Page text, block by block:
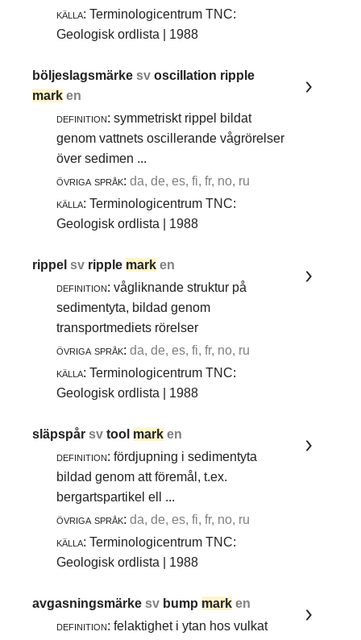
källa: Terminologicentrum TNC:
Geologisk ordlista | 1988
böljeslagsmärkesvoscillation ripple
mark en
definition: symmetriskt rippel bildat
genom vattnets oscillerande vågrörelser
över sedimen ...
övriga språk: da, de, es, fi, fr, no, ru
källa: Terminologicentrum TNC:
Geologisk ordlista | 1988
rippelsv ripple mark en
definition: vågliknande struktur på
sedimentyta, bildad genom
transportmediets rörelser
övriga språk: da, de, es, fi, fr, no, ru
källa: Terminologicentrum TNC:
Geologisk ordlista | 1988
släpspårsvtool mark en
definition: fördjupning i sedimentyta
bildad genom att föremål, t.ex.
bergartspartikel ell ...
övriga språk: da, de, es, fi, fr, no, ru
källa: Terminologicentrum TNC:
Geologisk ordlista | 1988
avgasningsmärkesv bump mark en
definition: felaktighet i ytan hos vulkat